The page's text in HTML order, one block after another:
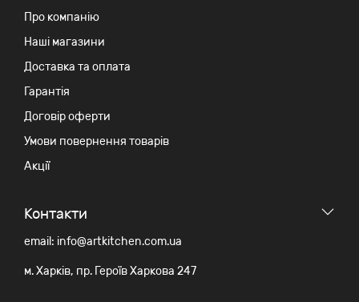
Про компанію
Наші магазини
Доставка та оплата
Гарантія
Договір оферти
Умови повернення товарів
Акції
Контакти
email: info@artkitchen.com.ua
м. Харків, пр. Героїв Харкова 247